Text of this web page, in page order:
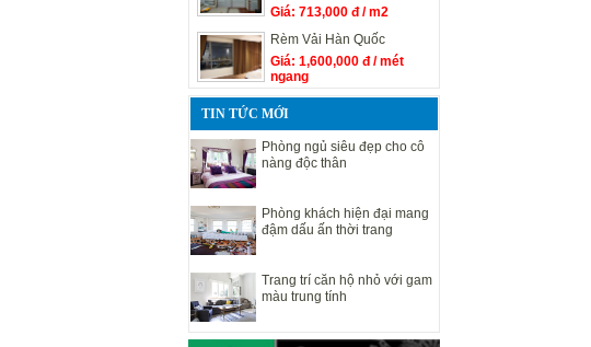
Giá: 713,000 đ / m2
Rèm Vải Hàn Quốc
Giá: 1,600,000 đ / mét
ngang
TIN TỨC MỚI
Phòng ngủ siêu đẹp cho cô
nàng độc thân
Phòng khách hiện đại mang
đậm dấu ấn thời trang
Trang trí căn hộ nhỏ với gam
màu trung tính